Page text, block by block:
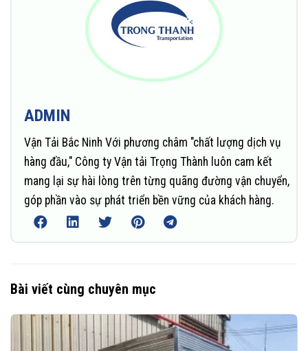
ADMIN
Vận Tải Bắc Ninh Với phương châm "chất lượng dịch vụ
hàng đầu," Công ty Vận tải Trọng Thành luôn cam kết
mang lại sự hài lòng trên từng quãng đường vận chuyển,
góp phần vào sự phát triển bền vững của khách hàng.
Bài viết cùng chuyên mục